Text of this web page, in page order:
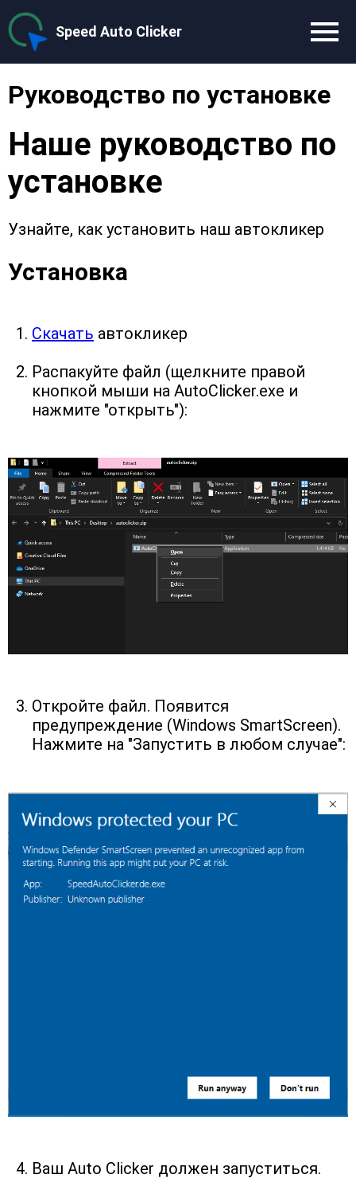
Speed Auto Clicker
Руководство по установке
Наше руководство по
установке
Узнайте, как установить наш автокликер
Установка
Скачать автокликер
Распакуйте файл (щелкните правой
кнопкой мыши на AutoClicker.exe и
нажмите "открыть"):
Откройте файл. Появится
предупреждение (Windows SmartScreen).
Нажмите на "Запустить в любом случае":
Ваш Auto Clicker должен запуститься.